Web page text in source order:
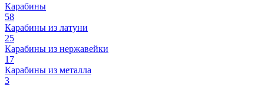
Карабины
58
Карабины из латуни
25
Карабины из нержавейки
17
Карабины из металла
3